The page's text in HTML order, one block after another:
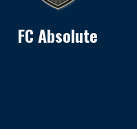
FC Absolute